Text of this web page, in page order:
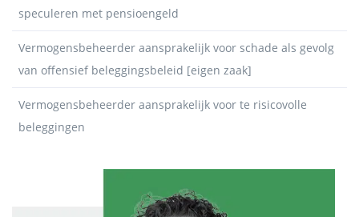
speculeren met pensioengeld
Vermogensbeheerder aansprakelijk voor schade als gevolg
van offensief beleggingsbeleid [eigen zaak]
Vermogensbeheerder aansprakelijk voor te risicovolle
beleggingen